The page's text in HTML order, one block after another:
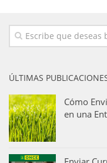
ÚLTIMAS
Cómo
en una